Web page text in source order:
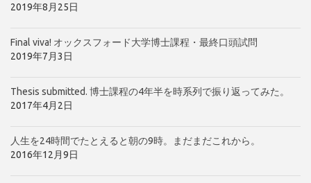
2019年8月25日
Final viva! オックスフォード大学博士課程・最終口頭試問
2019年7月3日
Thesis submitted. 博士課程の4年半を時系列で振り返ってみた。
2017年4月2日
人生を24時間でたとえると朝の9時。まだまだこれから。
2016年12月9日